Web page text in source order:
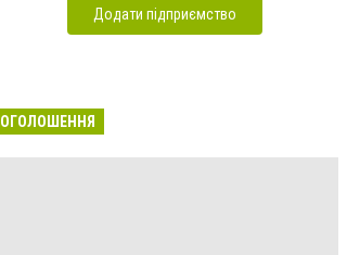
Додати підприємство
ОГОЛОШЕННЯ